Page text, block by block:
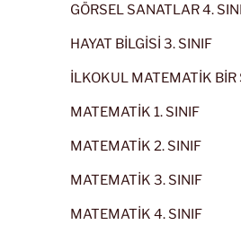
GÖRSEL SANATLAR 4.
HAYAT BİLGİSİ 3. SINIF
İLKOKUL MATEMATİK BİR
MATEMATİK 1. SINIF
MATEMATİK 2. SINIF
MATEMATİK 3. SINIF
MATEMATİK 4. SINIF